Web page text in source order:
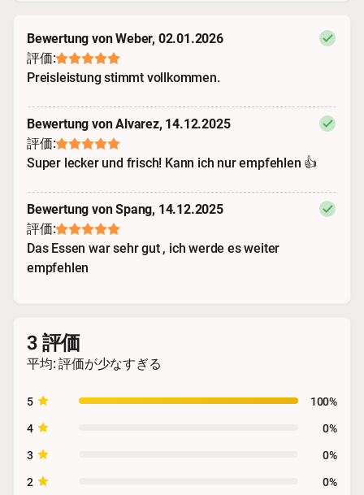
Bewertung von Weber, 02.01.2026
評価:
Preisleistung stimmt vollkommen.
Bewertung von Alvarez, 14.12.2025
評価:
Super lecker und frisch! Kann ich nur empfehlen 👍
Bewertung von Spang, 14.12.2025
評価:
Das Essen war sehr gut , ich werde es weiter
empfehlen
3 評価
平均: 評価が少なすぎる
5
100%
4
0%
3
0%
2
0%